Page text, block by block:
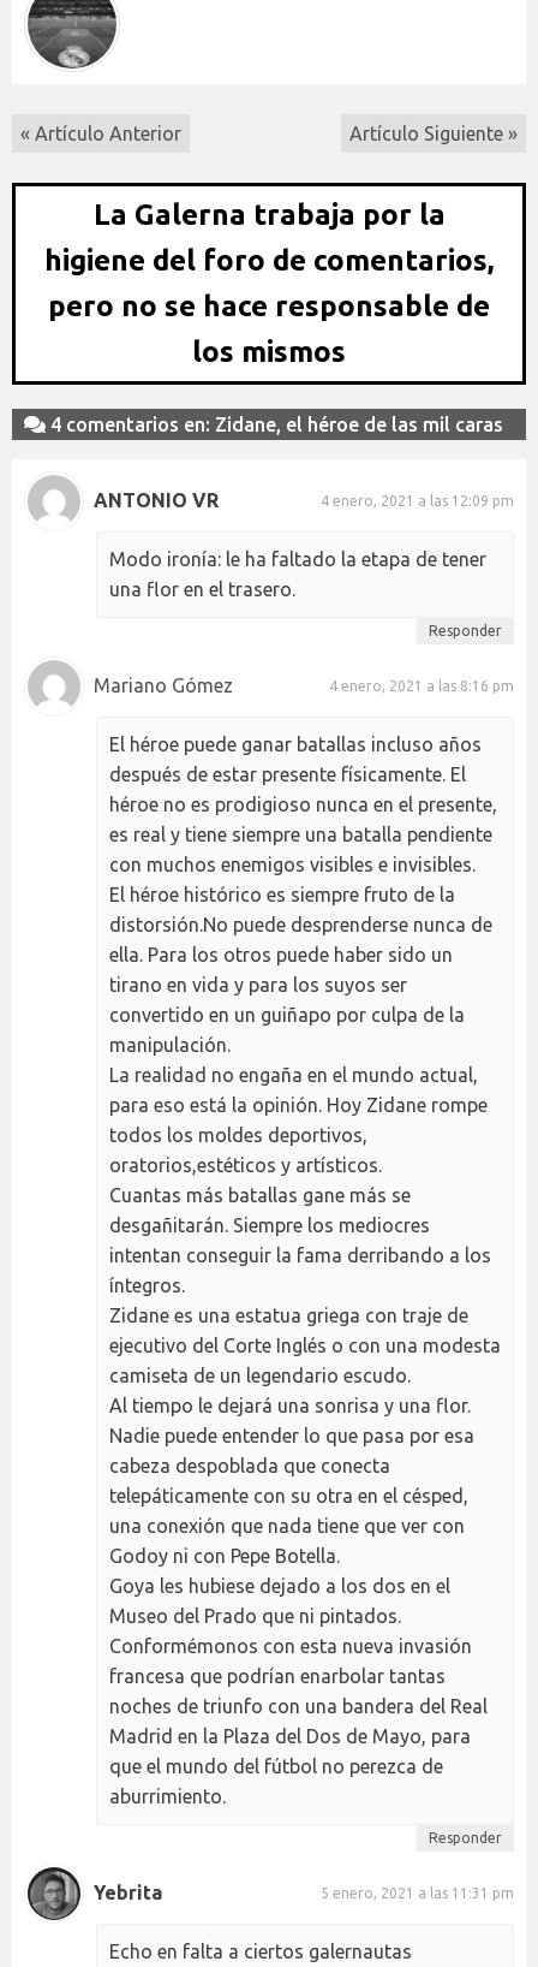
« Artículo Anterior Artículo Siguiente »
La Galerna trabaja por la
higiene del foro de comentarios,
pero no se hace responsable de
los mismos
4 comentarios en: Zidane, el héroe de las mil caras
ANTONIO VR 4 enero, 2021 a las 12:09 pm
Modo ironía: le ha faltado la etapa de tener
una flor en el trasero.
Responder
Mariano Gómez 4 enero, 2021 a las 8:16 pm
El héroe puede ganar batallas incluso años
después de estar presente físicamente. El
héroe no es prodigioso nunca en el presente,
es real y tiene siempre una batalla pendiente
con muchos enemigos visibles e invisibles.
El héroe histórico es siempre fruto de la
distorsión.No puede desprenderse nunca de
ella. Para los otros puede haber sido un
tirano en vida y para los suyos ser
convertido en un guiñapo por culpa de la
manipulación.
La realidad no engaña en el mundo actual,
para eso está la opinión. Hoy Zidane rompe
todos los moldes deportivos,
oratorios,estéticos y artísticos.
Cuantas más batallas gane más se
desgañitarán. Siempre los mediocres
intentan conseguir la fama derribando a los
íntegros.
Zidane es una estatua griega con traje de
ejecutivo del Corte Inglés o con una modesta
camiseta de un legendario escudo.
Al tiempo le dejará una sonrisa y una flor.
Nadie puede entender lo que pasa por esa
cabeza despoblada que conecta
telepáticamente con su otra en el césped,
una conexión que nada tiene que ver con
Godoy ni con Pepe Botella.
Goya les hubiese dejado a los dos en el
Museo del Prado que ni pintados.
Conformémonos con esta nueva invasión
francesa que podrían enarbolar tantas
noches de triunfo con una bandera del Real
Madrid en la Plaza del Dos de Mayo, para
que el mundo del fútbol no perezca de
aburrimiento.
Responder
Yebrita 5 enero, 2021 a las 11:31 pm
Echo en falta a ciertos galernautas